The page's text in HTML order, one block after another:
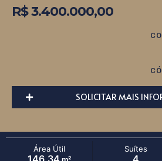
R$ 3.400.000,00
SOLICITAR MAIS
Área Útil
146.34
Suítes
4